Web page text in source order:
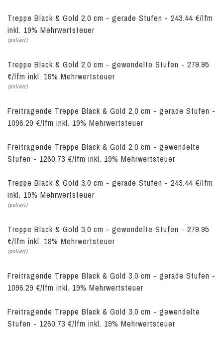
Treppe Black & Gold 2,0 cm - gerade Stufen - 243.44 €/lfm
inkl. 19% Mehrwertsteuer
(poliert)
Treppe Black & Gold 2,0 cm - gewendelte Stufen - 279.95
€/lfm inkl. 19% Mehrwertsteuer
(poliert)
Freitragende Treppe Black & Gold 2,0 cm - gerade Stufen -
1096.29 €/lfm inkl. 19% Mehrwertsteuer
Freitragende Treppe Black & Gold 2,0 cm - gewendelte
Stufen - 1260.73 €/lfm inkl. 19% Mehrwertsteuer
Treppe Black & Gold 3,0 cm - gerade Stufen - 243.44 €/lfm
inkl. 19% Mehrwertsteuer
(poliert)
Treppe Black & Gold 3,0 cm - gewendelte Stufen - 279.95
€/lfm inkl. 19% Mehrwertsteuer
(poliert)
Freitragende Treppe Black & Gold 3,0 cm - gerade Stufen -
1096.29 €/lfm inkl. 19% Mehrwertsteuer
Freitragende Treppe Black & Gold 3,0 cm - gewendelte
Stufen - 1260.73 €/lfm inkl. 19% Mehrwertsteuer